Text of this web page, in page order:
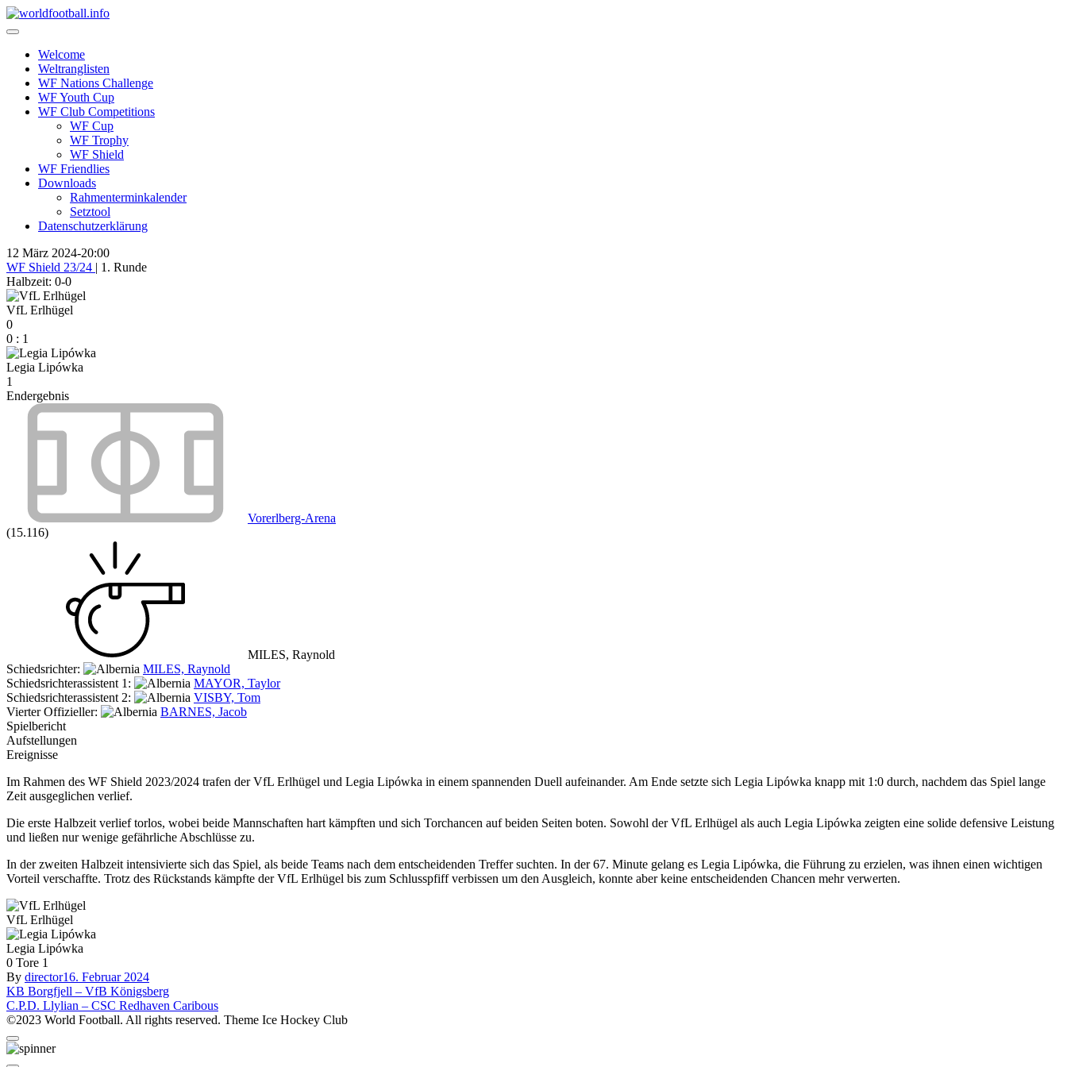
Skip
to
Welcome
Weltranglisten
WF Nations Challenge
WF Youth Cup
WF Club Competitions
WF Cup
WF Trophy
WF Shield
WF Friendlies
Downloads
Rahmenterminkalender
Setztool
Datenschutzerklärung
12 März 2024-20:00
WF Shield 23/24 | 1. Runde
Halbzeit: 0-0
VfL Erlhügel
0
0 : 1
Legia Lipówka
1
Endergebnis
Vorerlberg-Arena
(15.116)
MILES, Raynold
Schiedsrichter:
MILES, Raynold
Schiedsrichterassistent 1:
MAYOR, Taylor
Schiedsrichterassistent 2:
VISBY, Tom
Vierter Offizieller:
BARNES, Jacob
Spielbericht
Aufstellungen
Ereignisse
Im Rahmen des WF Shield 2023/2024 trafen der VfL Erlhügel und Legia Lipówka in einem spannenden Duell aufeinander. Am Ende setzte sich Legia Lipówka knapp mit 1:0 durch, nachdem das Spiel lange
Zeit ausgeglichen verlief.
Die erste Halbzeit verlief torlos, wobei beide Mannschaften hart kämpften und sich Torchancen auf beiden Seiten boten. Sowohl der VfL Erlhügel als auch Legia Lipówka zeigten eine solide defensive Leistung
und ließen nur wenige gefährliche Abschlüsse zu.
In der zweiten Halbzeit intensivierte sich das Spiel, als beide Teams nach dem entscheidenden Treffer suchten. In der 67. Minute gelang es Legia Lipówka, die Führung zu erzielen, was ihnen einen wichtigen
Vorteil verschaffte. Trotz des Rückstands kämpfte der VfL Erlhügel bis zum Schlusspfiff verbissen um den Ausgleich, konnte aber keine entscheidenden Chancen mehr verwerten.
VfL Erlhügel
Legia Lipówka
0 Tore 1
By director16. Februar 2024
Beitragsnavigation
KB Borgfjell – VfB Königsberg
C.P.D. Llylian – CSC Redhaven Caribous
©2023 World Football. All rights reserved. Theme Ice Hockey Club